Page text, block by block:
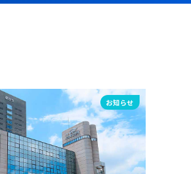
お知らせ